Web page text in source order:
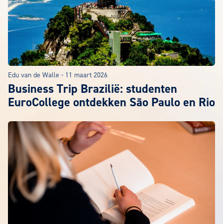
Edu van de Walle - 11 maart 2026
Business Trip Brazilië: studenten
EuroCollege ontdekken São Paulo en Rio